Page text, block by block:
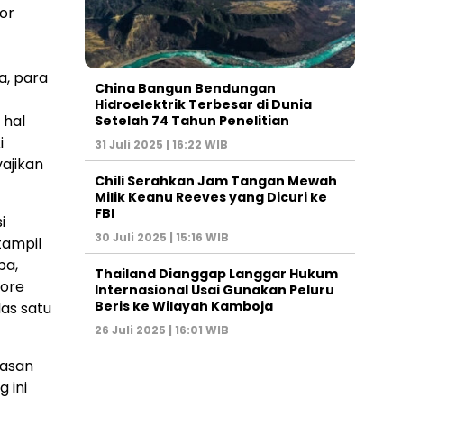
para
hal
satu
ini
China Bangun Bendungan
Hidroelektrik Terbesar di Dunia
Setelah 74 Tahun Penelitian
31 Juli 2025 | 16:22 WIB
Chili Serahkan Jam Tangan Mewah
Milik Keanu Reeves yang Dicuri ke
FBI
30 Juli 2025 | 15:16 WIB
Thailand Dianggap Langgar Hukum
Internasional Usai Gunakan Peluru
Beris ke Wilayah Kamboja
26 Juli 2025 | 16:01 WIB